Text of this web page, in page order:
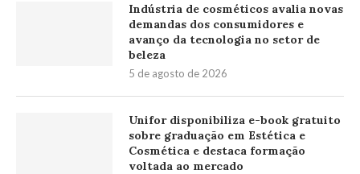
Indústria de cosméticos avalia novas
demandas dos consumidores e
avanço da tecnologia no setor de
beleza
5 de agosto de 2026
Unifor disponibiliza e-book gratuito
sobre graduação em Estética e
Cosmética e destaca formação
voltada ao mercado